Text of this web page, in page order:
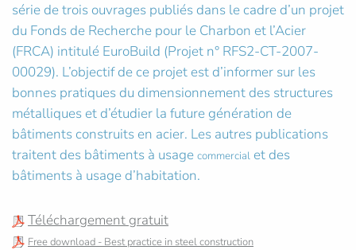
série de trois ouvrages publiés dans le cadre d’un projet
du Fonds de Recherche pour le Charbon et l’Acier
(FRCA) intitulé EuroBuild (Projet n° RFS2-CT-2007-
00029). L’objectif de ce projet est d’informer sur les
bonnes pratiques du dimensionnement des structures
métalliques et d’étudier la future génération de
bâtiments construits en acier. Les autres publications
traitent des bâtiments à usage commercial et des
bâtiments à usage d’habitation.
Téléchargement gratuit
Free download - Best practice in steel construction